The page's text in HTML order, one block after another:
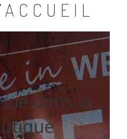
dans la